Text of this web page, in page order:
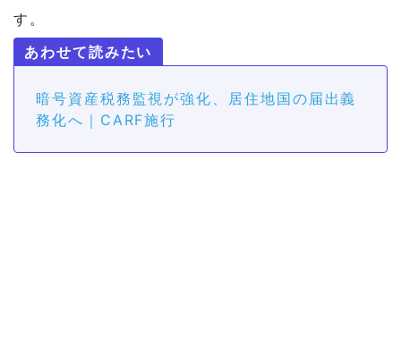
す。
暗号資産税務監視が強化、居住地国の届出義
務化へ｜CARF施行